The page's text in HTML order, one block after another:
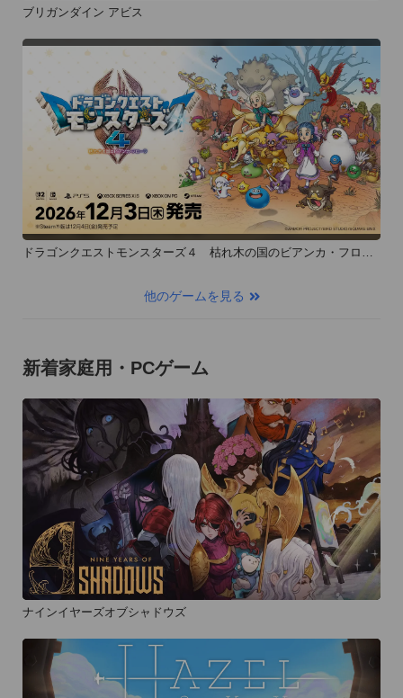
ブリガンダイン アビス
ドラゴンクエストモンスターズ４ 枯れ木の国のビアンカ・フロー
他のゲームを見る
新着家庭用・PCゲーム
ナインイヤーズオブシャドウズ